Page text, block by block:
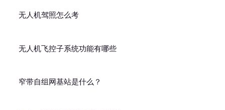
无人机驾照怎么考
无人机飞控子系统功能有哪些
窄带自组网基站是什么？